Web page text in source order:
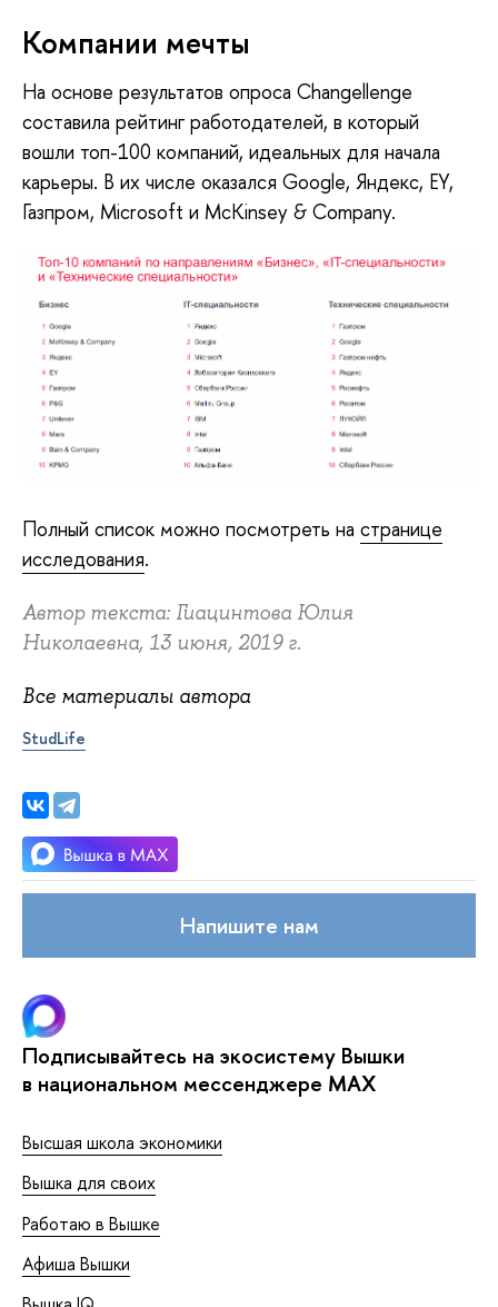
Компании мечты
На основе результатов опроса Changellenge
составила рейтинг работодателей, в который
вошли топ-100 компаний, идеальных для начала
карьеры. В их числе оказался Google, Яндекс, EY,
Газпром, Microsoft и McKinsey & Company.
Полный список можно посмотреть на странице
исследования.
Автор текста: Гиацинтова Юлия
Николаевна, 13 июня, 2019 г.
Все материалы автора
StudLife
Напишите нам
Подписывайтесь на экосистему Вышки
в национальном мессенджере MAX
Высшая школа экономики
Вышка для своих
Работаю в Вышке
Афиша Вышки